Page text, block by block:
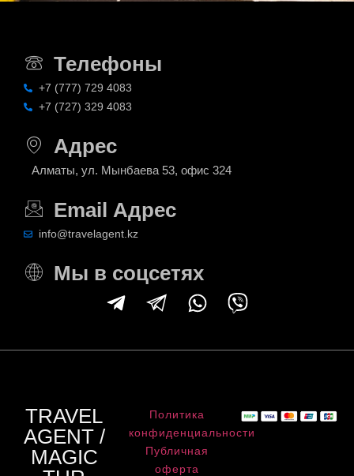
Телефоны
+7 (777) 729 4083
+7 (727) 329 4083
Адрес
Алматы, ул. Мынбаева 53, офис 324
Email Адрес
info@travelagent.kz
Мы в соцсетях
TRAVEL
AGENT /
MAGIC
Политика
конфиденциальности
Публичная
оферта